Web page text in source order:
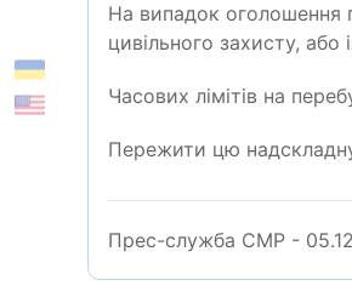
На випадок оголошення
цивільного захисту, або
Часових лімітів на
Пережити цю
Прес-служба СМР -